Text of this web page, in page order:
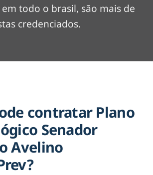
todo o brasil, são mais de
credenciados.
contratar Plano
Senador
Avelino